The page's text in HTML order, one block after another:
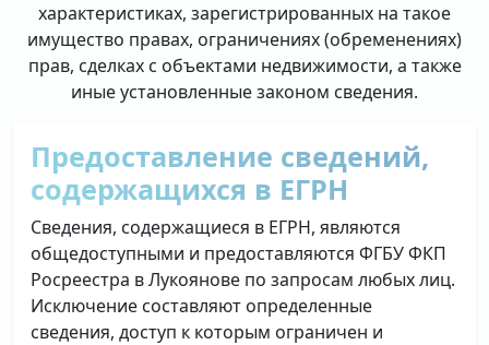
характеристиках, зарегистрированных на такое
имущество правах, ограничениях (обременениях)
прав, сделках с объектами недвижимости, а также
иные установленные законом сведения.
Предоставление сведений,
содержащихся в ЕГРН
Сведения, содержащиеся в ЕГРН, являются
общедоступными и предоставляются ФГБУ ФКП
Росреестра в Лукоянове по запросам любых лиц.
Исключение составляют определенные
сведения, доступ к которым ограничен и